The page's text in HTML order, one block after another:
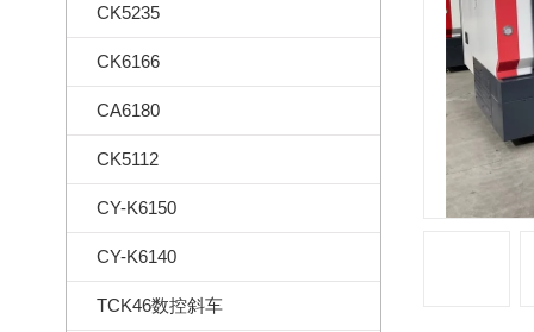
CK5235
CK6166
CA6180
CK5112
CY-K6150
CY-K6140
TCK46数控斜车